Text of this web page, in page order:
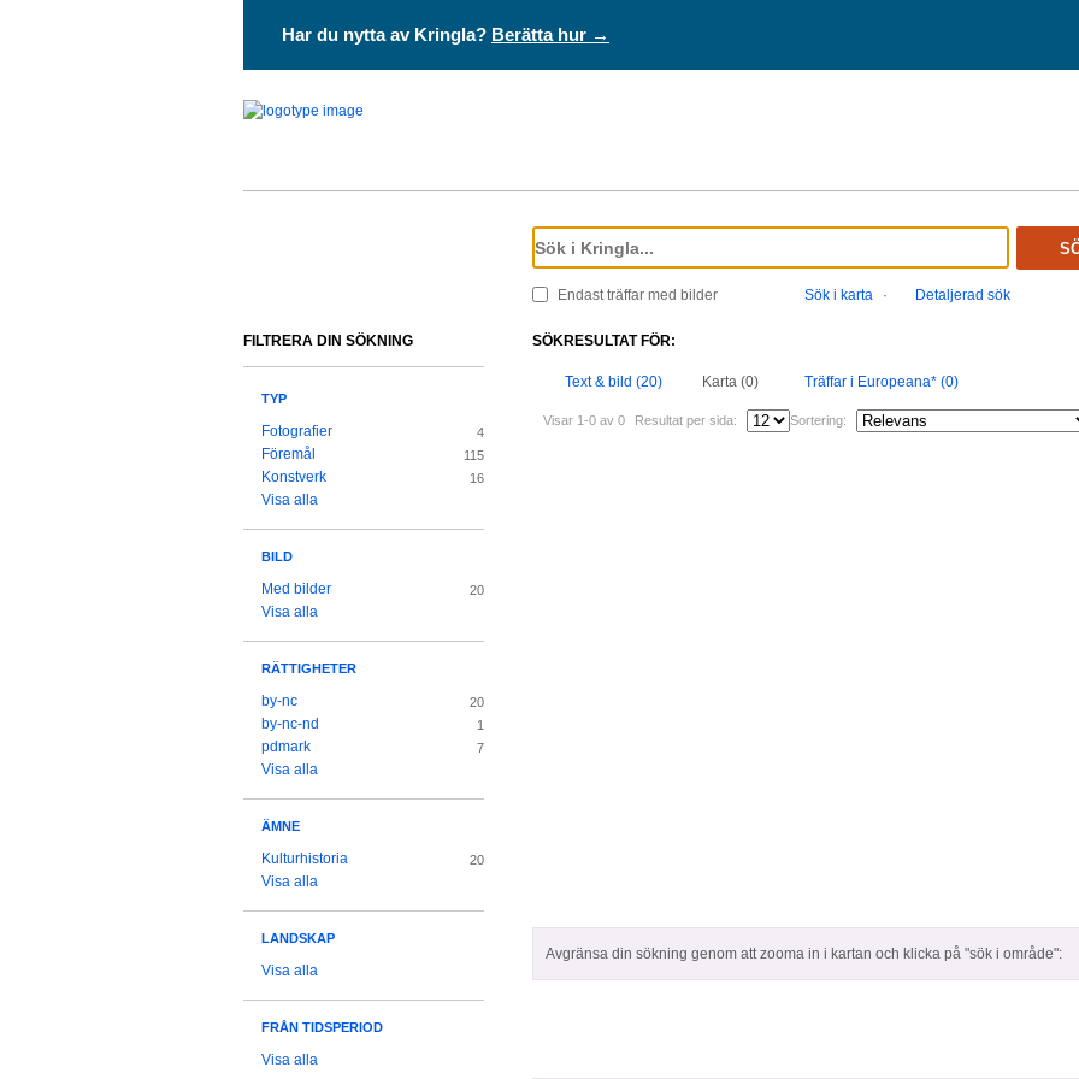
Har du nytta av Kringla? Berätta hur →
Endast träffar med bilder Sök i karta · Detaljerad sök
SÖKRESULTAT FÖR:
Text & bild (20) Karta (0) Träffar i Europeana* (0)
Visar 1-0 av 0 Resultat per sida: Sortering:
Avgränsa din sökning genom att zooma in i kartan och klicka på "sök i område":
FILTRERA DIN SÖKNING
TYP
Fotografier 4
Föremål 115
Konstverk 16
Visa alla
BILD
Med bilder 20
Visa alla
RÄTTIGHETER
by-nc 20
by-nc-nd 1
pdmark 7
Visa alla
ÄMNE
Kulturhistoria 20
Visa alla
LANDSKAP
Visa alla
FRÅN TIDSPERIOD
Visa alla